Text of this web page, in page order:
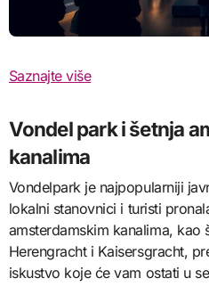
Saznajte više
Vondel park i šetnja
kanalima
Vondelpark je najpopularniji
lokalni stanovnici i turisti
amsterdamskim kanalima, kao
Herengracht i Kaisersgracht,
iskustvo koje će vam ostati u